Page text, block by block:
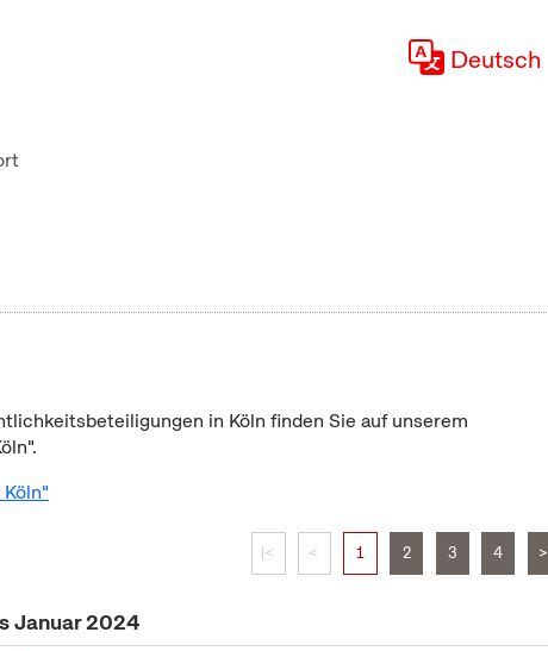
Deutsch
in Köln finden Sie auf unserem
|< < 1 2 3 4 >
Januar 2024